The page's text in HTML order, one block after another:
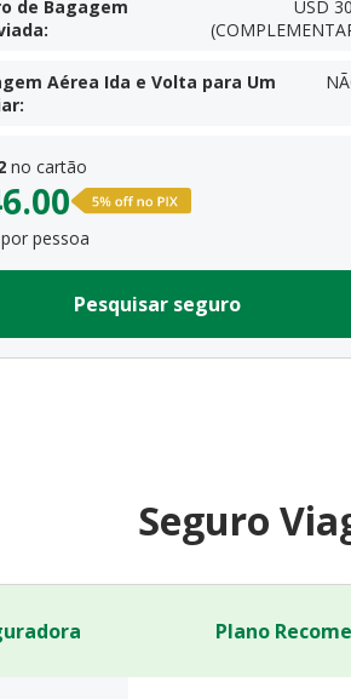
de Bagagem
:
USD
Aérea Ida e Volta para Um
:
no cartão
pessoa
Pesquisar seguro
Seguro
Plano